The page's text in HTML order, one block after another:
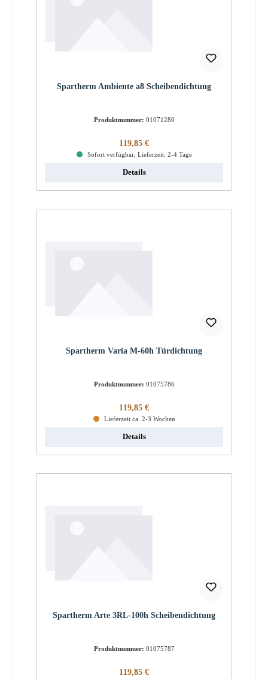
Spartherm Ambiente a8 Scheibendichtung
Produktnummer: 01071280
Regulärer Preis:
119,85 €
Sofort verfügbar, Lieferzeit: 2-4 Tage
Details
Spartherm Varia M-60h Türdichtung
Produktnummer: 01075786
Regulärer Preis:
119,85 €
Lieferzeit ca. 2-3 Wochen
Details
Spartherm Arte 3RL-100h Scheibendichtung
Produktnummer: 01075787
Regulärer Preis:
119,85 €